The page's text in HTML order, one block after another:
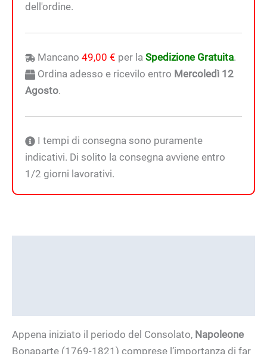
dell'ordine.
Mancano 49,00 € per la Spedizione Gratuita.
Ordina adesso e ricevilo entro Mercoledì 12
Agosto.
I tempi di consegna sono puramente
indicativi. Di solito la consegna avviene entro
1/2 giorni lavorativi.
Appena iniziato il periodo del Consolato, Napoleone
Bonaparte (1769-1821) comprese l’importanza di far